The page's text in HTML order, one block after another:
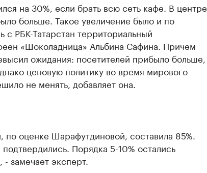
на 30%, если брать всю сеть кафе. В центре,
больше. Такое увеличение было и по
с РБК-Татарстан территориальный
«Шоколадница» Альбина Сафина. Причем
ожидания: посетителей прибыло больше,
ценовую политику во время мирового
не менять, добавляет она.
по оценке Шарафутдиновой, составила 85%.
Порядка 5-10% остались
замечает эксперт.